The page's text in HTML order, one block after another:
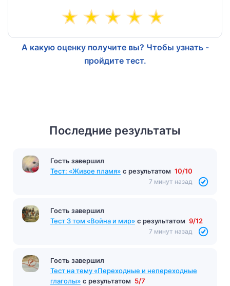
А какую оценку получите вы? Чтобы узнать -
пройдите тест.
Последние результаты
Гость завершил
Тест: «Живое пламя» с результатом 10/10
7 минут назад
Гость завершил
Тест 3 том «Война и мир» с результатом 9/12
7 минут назад
Гость завершил
Тест на тему «Переходные и непереходные
глаголы» с результатом 5/7